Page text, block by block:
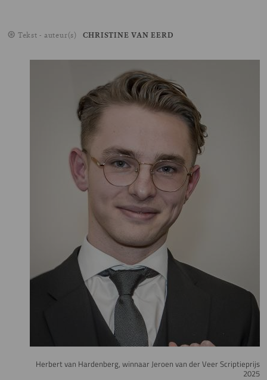
Tekst - auteur(s) CHRISTINE VAN EERD
Herbert van Hardenberg, winnaar Jeroen van der Veer Scriptieprijs
2025